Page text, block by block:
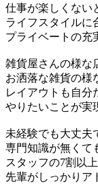
仕事が楽しくない
ライフスタイルに
プライベートの充
雑貨屋さんの様な
お洒落な雑貨の様
レイアウトも自分
やりたいことが実
未経験でも大丈夫
専門知識が無くて
スタッフの7割以
先輩がしっかりア